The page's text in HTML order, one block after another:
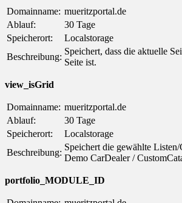
Domainname: mueritzportal.de
Ablauf:
30 Tage
Speicherort:
Localstorage
Beschreibung:
Speichert, dass die aktuelle
Seite ist.
view_isGrid
Domainname: mueritzportal.de
Ablauf:
30 Tage
Speicherort:
Localstorage
Beschreibung:
Speichert die gewählte
Demo CarDealer /
portfolio_MODULE_ID